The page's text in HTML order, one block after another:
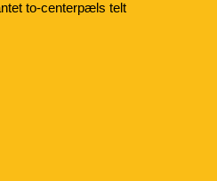
to-centerpæls telt